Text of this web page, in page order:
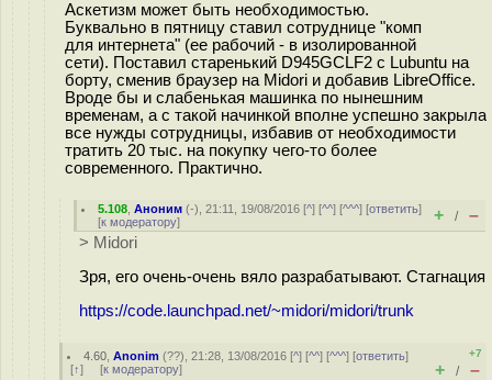
Аскетизм может быть необходимостью.
Буквально в пятницу ставил сотруднице "комп
для интернета" (ее рабочий - в изолированной
сети). Поставил старенький D945GCLF2 с Lubuntu на
борту, сменив браузер на Midori и добавив LibreOffice.
Вроде бы и слабенькая машинка по нынешним
временам, а с такой начинкой вполне успешно закрыла
все нужды сотрудницы, избавив от необходимости
тратить 20 тыс. на покупку чего-то более
современного. Практично.
5.108 ,Аноним (-), 21:11, 19/08/2016 [^] [^^] [^^^] [ответить]
[к модератору] + / –
> Midori
Зря, его очень-очень вяло разрабатывают. Стагнация
https://code.launchpad.net/~midori/midori/trunk
4.60 ,Anonim (??), 21:28, 13/08/2016 [^] [^^] [^^^] [ответить]
[↑] [к модератору]
+7
+ / –